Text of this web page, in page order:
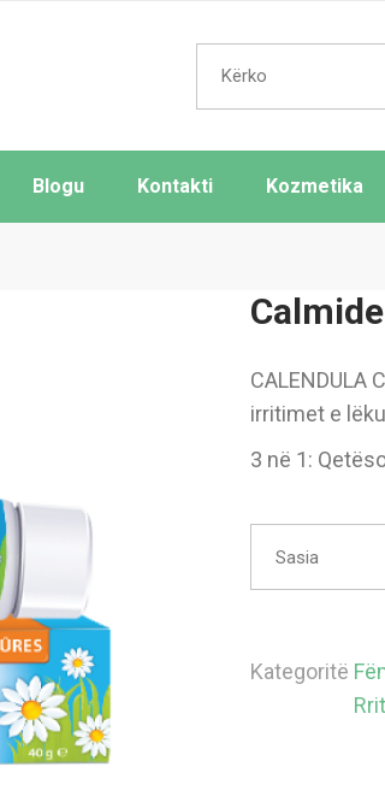
Search
for:
Blogu Kontakti Kozmetika
CALENDULA
irritimet e
3 në 1:
Sasia
Kategoritë